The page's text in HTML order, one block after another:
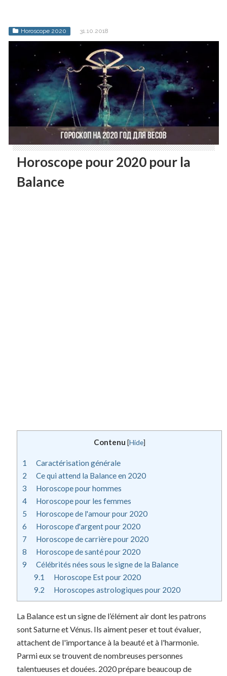
Horoscope 2020 31.10.2018
Horoscope pour 2020 pour la
Balance
Contenu [Hide]
1
Caractérisation générale
2
Ce qui attend la Balance en 2020
3
Horoscope pour hommes
4
Horoscope pour les femmes
5
Horoscope de l'amour pour 2020
6
Horoscope d'argent pour 2020
7
Horoscope de carrière pour 2020
8
Horoscope de santé pour 2020
9
Célébrités nées sous le signe de la Balance
9.1
Horoscope Est pour 2020
9.2
Horoscopes astrologiques pour 2020
La Balance est un signe de l’élément air dont les patrons
sont Saturne et Vénus. Ils aiment peser et tout évaluer,
attachent de l'importance à la beauté et à l'harmonie.
Parmi eux se trouvent de nombreuses personnes
talentueuses et douées. 2020 prépare beaucoup de